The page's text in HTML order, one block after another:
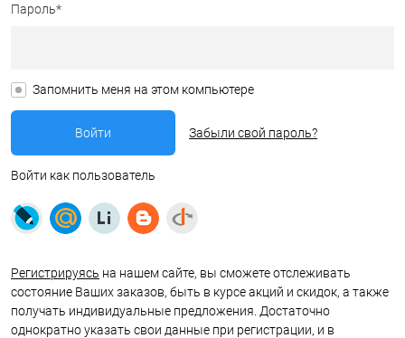
Пароль*
Запомнить меня на этом компьютере
Забыли свой пароль?
Войти как пользователь
Регистрируясь на нашем сайте, вы сможете отслеживать
состояние Ваших заказов, быть в курсе акций и скидок, а также
получать индивидуальные предложения. Достаточно
однократно указать свои данные при регистрации, и в